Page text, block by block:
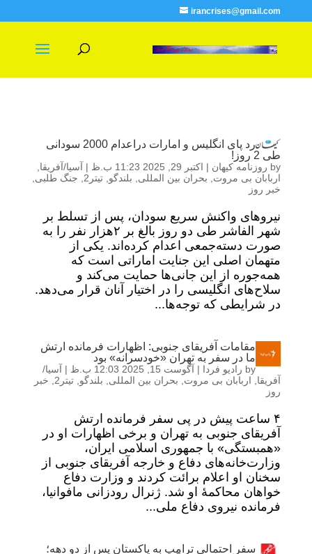
irancrises@gmail.com
رد پای انگلیس و امارات دراعدام 2000 سودانی
طی 2 روز!
by روزنامه کیهان | اکتبر 29, 2025 11:23 ب.ظ | آسیا/آفریقا
اربابان بی مروت
بحران بین المللی بلندگو تیتر2 جنگ طلبی
خبر روز
نیروهای واکنش سریع سودان، پس از تسلط بر
شهر الفاشر طی دو روز بالغ بر ۲هزار نفر را به
صورت دسته‌جمعی اعدام کرده‌اند. یکی از
متهمان اصلی این جنایت اماراتی است که
همه‌جوره از این جانی‌ها حمایت می‌کند و
سلاح‌های انگلیسی را در اختیار آنان قرار می‌دهد.
در شرایطی که توجه‌ها...
مقامات آفریقای جنوبی: اظهارات فرمانده ارتش
ما در سفر به تهران «خودسرانه» بود
by رادیو فردا | آگوست 15, 2025 12:03 ب.ظ | آسیا/
آفریقا
اربابان بی مروت بحران بین المللی بلندگو تیتر2
خبر
روز
۴ ساعت پیش در پی سفر فرمانده ارتش
آفریقای جنوبی به تهران و برخی اظهارات او در
«همبستگی» با جمهوری اسلامی ایران،
وزارت‌خانه‌های دفاع و خارجه آفریقای جنوبی از
سخنان او اعلام برائت کردند و وزارت دفاع
خواهان محاکمۀ او شد. ژنرال رودزانی مافوانیا،
فرمانده نیروی دفاع ملی...
سفر احتمالی ترامپ به پاکستان پس از دو دهه؛